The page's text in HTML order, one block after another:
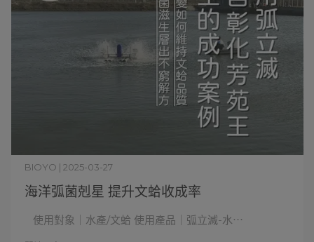
海洋弧菌剋星 提升文蛤收成率
BIOYO | 2025-03-27
使用對象｜水產/文蛤 使用產品｜弧立滅-水⋯